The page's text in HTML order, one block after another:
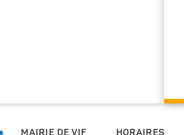
MAIRIE DE VIF HORAIRES